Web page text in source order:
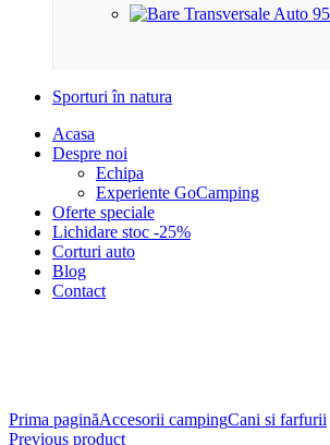
Sporturi în natura
Acasa
Despre noi
Echipa
Experiente GoCamping
Oferte speciale
Lichidare stoc -25%
Corturi auto
Blog
Contact
Prima paginăAccesorii campingCani si farfurii
Previous product